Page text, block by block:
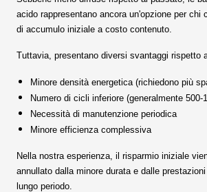
acido rappresentano ancora un'opzione per chi
di accumulo iniziale a costo contenuto.
Tuttavia, presentano diversi svantaggi rispetto
Minore densità energetica (richiedono più
Numero di cicli inferiore (generalmente 500-
Necessità di manutenzione periodica
Minore efficienza complessiva
Nella nostra esperienza, il risparmio iniziale
annullato dalla minore durata e dalle
lungo periodo.